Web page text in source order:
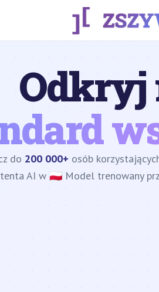
Odkryj
do 200 000+ osób
AI w 🇵🇱 Model trenowany